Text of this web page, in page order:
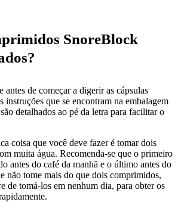
SnoreBlock
de começar a digerir as cápsulas
instruções que se encontram na embalagem
detalhados ao pé da letra para facilitar o
coisa que você deve fazer é tomar dois
muita água. Recomenda-se que o primeiro
antes do café da manhã e o último antes do
não tome mais do que dois comprimidos,
de tomá-los em nenhum dia, para obter os